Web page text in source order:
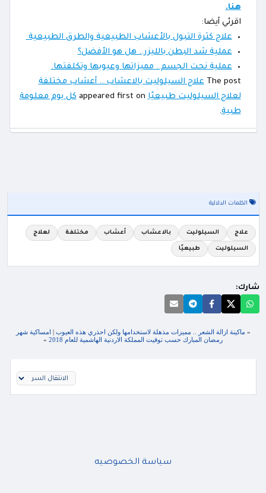
هنا.
اقرئي أيضا:
علاج كثرة التبول بالأعشاب الطبيعية والطرق الطبيعية
عملية شد البطن بالليزر.. هل هو الأفضل؟
عملية نحت الجسم.. مميزاتها وعيوبها وتكلفتها.
The post علاج السيلوليت بالاعشاب .. أعشاب مختلفة
لعلاج السيلوليت طبيعيًا
كل يوم معلومة
طبية.
الكلمات الدلالية
علاج السيلوليت بالاعشاب أعشاب مختلفة لعلاج
السيلوليت طبيعيًا
شارك:
« ماكينة ازالة الشعر .. مميزات مذهلة لاستخدامها ولكن احذري هذه العيوب | امساكية شهر
رمضان المبارك حسب توقيت المملكة الاردنية الهاشمية للعام 2018
»
سياسة الخصوصيه